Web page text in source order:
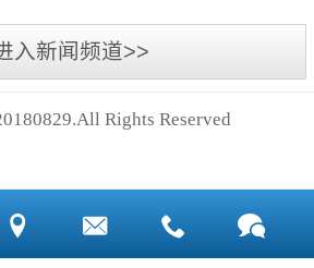
览城是本次峰会举办的核心
区域，主要囊括了奥体中
心、国际博览中心、超高层
双塔酒店和地铁上盖物业，
奇想花园、探险岛、宝藏
湾、明日世界和梦幻世界，
开神秘面纱。根据迪斯尼官
球接待人数最多的迪斯尼乐
园！ 位于浦东新区川...
入新闻频道>>
Rights Reserved